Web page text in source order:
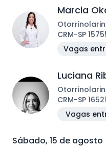
Marcia
CRM-SP
Vagas
Luciana
CRM-SP
Vagas
Sábado, 15 de agosto